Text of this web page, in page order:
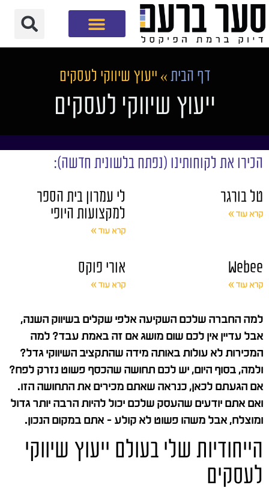
דף הבית » ייעוץ שיווקי לעסקים
ייעוץ שיווקי לעסקים
הכירו את לקוחותינו (נפתח בלשונית חדשה):
טל בורגר
קרא עוד »
לי עמרון בית הספר
למקצועות היופי
קרא עוד »
Webee
קרא עוד »
אורי פוקס
קרא עוד »
למה החברה שלכם השקיעה אלפי שקלים בשיווק השנה,
אבל עדיין אין לכם שום מושג אם זה באמת עבד? למה
המכירות לא עולות באותה מידה שהתקציב השיווקי גדל?
ולמה, בסוף היום, יש לכם תחושה שהכסף פשוט נזרק לפח?
אם הגעתם לכאן, כנראה שאתם מכירים את התחושה הזו.
ואם אתם יודעים שהעסק שלכם יכול להיות הרבה יותר גדול
ומוצלח, אבל משהו פשוט לא קולע – אתם במקום הנכון.
הייחודיות שלי בעולם ייעוץ שיווקי
לעסקים